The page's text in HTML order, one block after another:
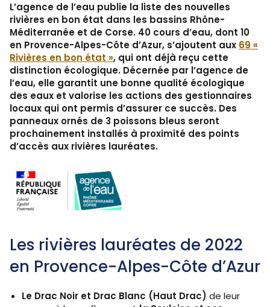
L’agence de l’eau publie la liste des nouvelles
rivières en bon état dans les bassins Rhône-
Méditerranée et de Corse. 40 cours d’eau, dont 10
en Provence-Alpes-Côte d’Azur, s’ajoutent aux 69 «
Rivières en bon état », qui ont déjà reçu cette
distinction écologique. Décernée par l’agence de
l’eau, elle garantit une bonne qualité écologique
des eaux et valorise les actions des gestionnaires
locaux qui ont permis d’assurer ce succès. Des
panneaux ornés de 3 poissons bleus seront
prochainement installés à proximité des points
d’accès aux rivières lauréates.
Les rivières lauréates de 2022
en Provence-Alpes-Côte d’Azur
Le Drac Noir et Drac Blanc (Haut Drac) de leur